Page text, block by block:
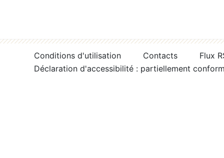
Conditions d'utilisation Contacts
Flux
Déclaration d'accessibilité : partiellement